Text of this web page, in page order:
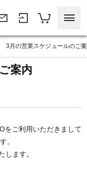
3月の営業スケジュールのご
案内
をご利用いただきまして
。
します。